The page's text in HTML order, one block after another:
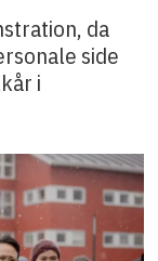
da
side
i